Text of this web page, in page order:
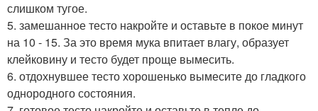
слишком тугое.
5. замешанное тесто накройте и оставьте в покое минут
на 10 - 15. За это время мука впитает влагу, образует
клейковину и тесто будет проще вымесить.
6. отдохнувшее тесто хорошенько вымесите до гладкого
однородного состояния.